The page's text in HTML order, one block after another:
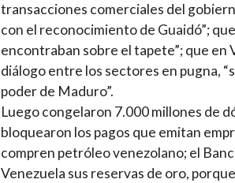
transacciones comerciales del
con el reconocimiento de Guaidó”;
encontraban sobre el tapete”; que en
diálogo entre los sectores en pugna,
poder de Maduro”.
Luego congelaron 7.000 millones de
bloquearon los pagos que emitan
compren petróleo venezolano; el
Venezuela sus reservas de oro,